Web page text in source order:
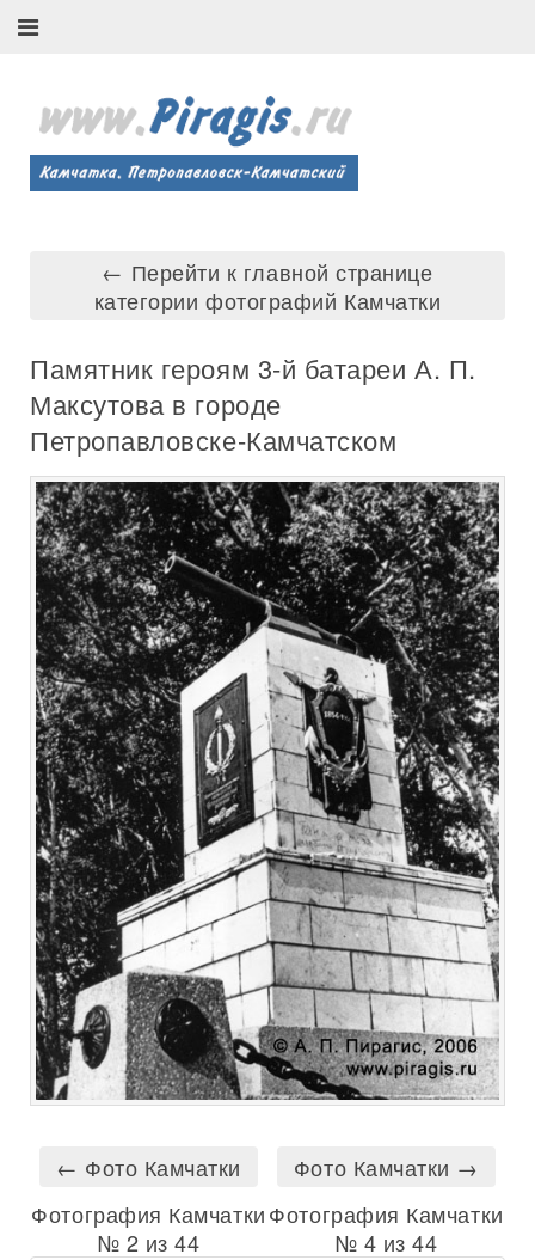
← Перейти к главной странице
категории фотографий Камчатки
Памятник героям 3-й батареи А. П.
Максутова в городе
Петропавловске-Камчатском
← Фото Камчатки
Фотография Камчатки
№ 2 из 44
Фото Камчатки →
Фотография Камчатки
№ 4 из 44